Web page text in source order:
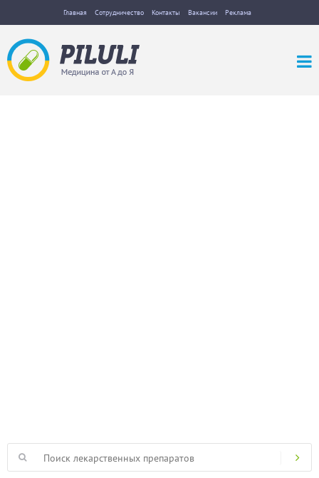
Главная Сотрудничество Контакты Вакансии Реклама